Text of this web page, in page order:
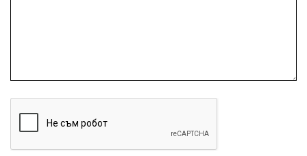
Обществени Поръчки марихуана
Илинденци Пирин Югозапад